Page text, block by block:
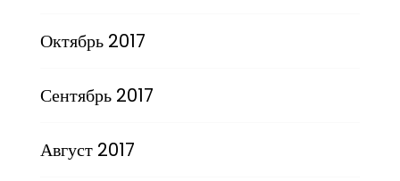
Октябрь 2017
Сентябрь 2017
Август 2017